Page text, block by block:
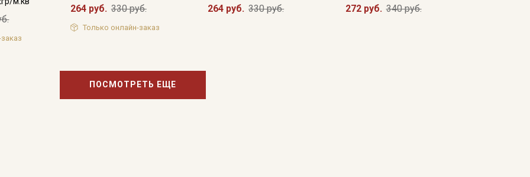
264 руб. 330 руб.
Только онлайн-заказ
264 руб. 330 руб. 272 руб. 340 руб.
ПОСМОТРЕТЬ ЕЩЕ